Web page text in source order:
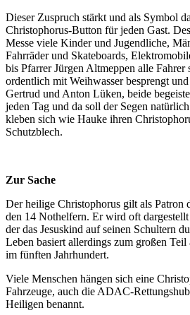
Dieser Zuspruch stärkt und als Symbol
Christophorus-Button für jeden Gast.
Messe viele Kinder und Jugendliche,
Fahrräder und Skateboards,
bis Pfarrer Jürgen Altmeppen alle Fahrer
ordentlich mit Weihwasser besprengt
Gertrud und Anton Lüken, beide
jeden Tag und da soll der Segen
kleben sich wie Hauke ihren
Schutzblech.
Zur Sache
Der heilige Christophorus gilt als Patron
den 14 Nothelfern. Er wird oft
der das Jesuskind auf seinen Schultern
Leben basiert allerdings zum großen
im fünften Jahrhundert.
Viele Menschen hängen sich eine
Fahrzeuge, auch die ADAC-
Heiligen benannt.